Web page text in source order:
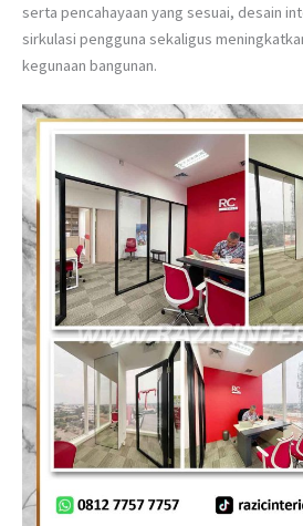
serta pencahayaan yang sesuai, desain
sirkulasi pengguna sekaligus
kegunaan bangunan.